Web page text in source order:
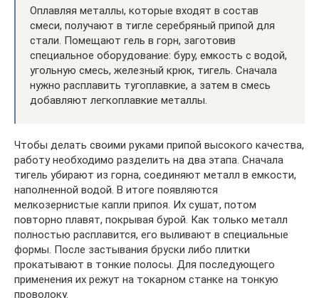
Оплавляя металлы, которые входят в состав
смеси, получают в тигле серебряный припой для
стали. Помещают гель в горн, заготовив
специальное оборудование: буру, емкость с водой,
угольную смесь, железный крюк, тигель. Сначала
нужно расплавить тугоплавкие, а затем в смесь
добавляют легкоплавкие металлы.
Чтобы делать своими руками припой высокого качества,
работу необходимо разделить на два этапа. Сначала
тигель убирают из горна, соединяют металл в емкости,
наполненной водой. В итоге появляются
мелкозернистые капли припоя. Их сушат, потом
повторно плавят, покрывая бурой. Как только металл
полностью расплавится, его выливают в специальные
формы. После застывания бруски либо плитки
прокатывают в тонкие полосы. Для последующего
применения их режут на токарном станке на тонкую
проволоку.